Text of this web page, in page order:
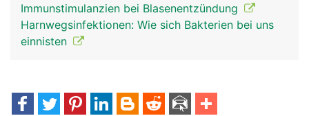
Immunstimulanzien bei Blasenentzündung
Harnwegsinfektionen: Wie sich Bakterien bei uns
einnisten